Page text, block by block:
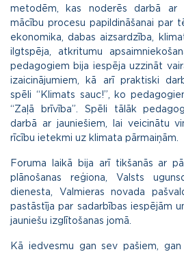
metodēm, kas noderēs darbā ar
mācību procesu papildināšanai par
ekonomika, dabas aizsardzība,
ilgtspēja, atkritumu
pedagogiem bija iespēja uzzināt
izaicinājumiem, kā arī praktiski
spēli “Klimats sauc!”, ko
“Zaļā brīvība”. Spēli tālāk
darbā ar jauniešiem, lai veicinātu
rīcību ietekmi uz klimata pārmaiņām.
Foruma laikā bija arī tikšanās ar
plānošanas reģiona, Valsts
dienesta, Valmieras novada
pastāstīja par sadarbības iespējām
jauniešu izglītošanas jomā.
Kā iedvesmu gan sev pašiem,